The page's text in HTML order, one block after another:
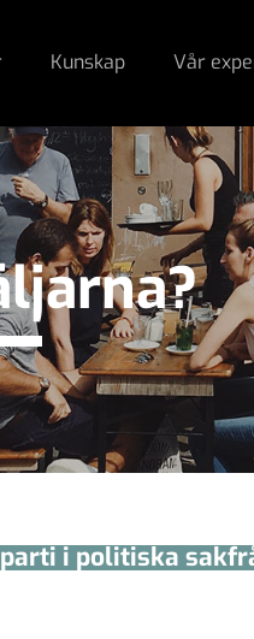
Kunskap Vår
i politiska